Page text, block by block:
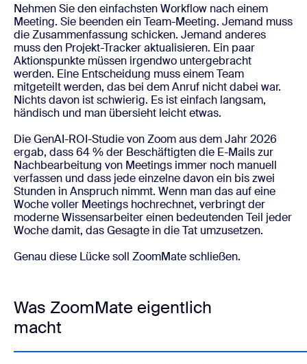
Nehmen Sie den einfachsten Workflow nach einem
Meeting. Sie beenden ein Team-Meeting. Jemand muss
die Zusammenfassung schicken. Jemand anderes
muss den Projekt-Tracker aktualisieren. Ein paar
Aktionspunkte müssen irgendwo untergebracht
werden. Eine Entscheidung muss einem Team
mitgeteilt werden, das bei dem Anruf nicht dabei war.
Nichts davon ist schwierig. Es ist einfach langsam,
händisch und man übersieht leicht etwas.
Die GenAI-ROI-Studie von Zoom aus dem Jahr 2026
ergab, dass 64 % der Beschäftigten die E-Mails zur
Nachbearbeitung von Meetings immer noch manuell
verfassen und dass jede einzelne davon ein bis zwei
Stunden in Anspruch nimmt. Wenn man das auf eine
Woche voller Meetings hochrechnet, verbringt der
moderne Wissensarbeiter einen bedeutenden Teil jeder
Woche damit, das Gesagte in die Tat umzusetzen.
Genau diese Lücke soll ZoomMate schließen.
Was ZoomMate eigentlich
macht